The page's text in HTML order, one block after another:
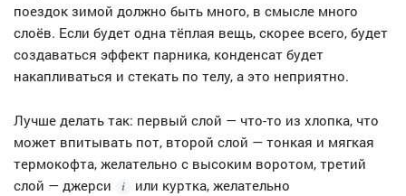
поездок зимой должно быть много, в смысле много
слоёв. Если будет одна тёплая вещь, скорее всего, будет
создаваться эффект парника, конденсат будет
накапливаться и стекать по телу, а это неприятно.
Лучше делать так: первый слой — что-то из хлопка, что
может впитывать пот, второй слой — тонкая и мягкая
термокофта, желательно с высоким воротом, третий
слой — джерси
или куртка, желательно